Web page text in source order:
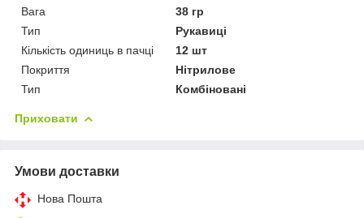
Вага
38 гр
Тип
Рукавиці
Кількість одиниць в пачці
12 шт
Покриття
Нітрилове
Тип
Комбіновані
Приховати
Умови доставки
Нова Пошта